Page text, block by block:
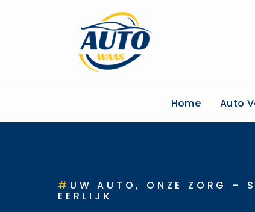
Home Auto
# UW AUTO, ONZE ZORG –
EERLIJK